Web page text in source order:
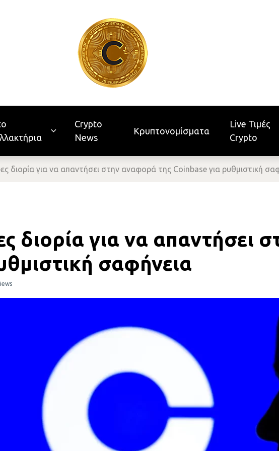
Crypto
News
Κρυπτονομίσματα
Live Τιμές
Crypto
διορία για να απαντήσει στην αναφορά της Coinbase για ρυθμιστική
διορία για να απαντήσει
σαφήνεια